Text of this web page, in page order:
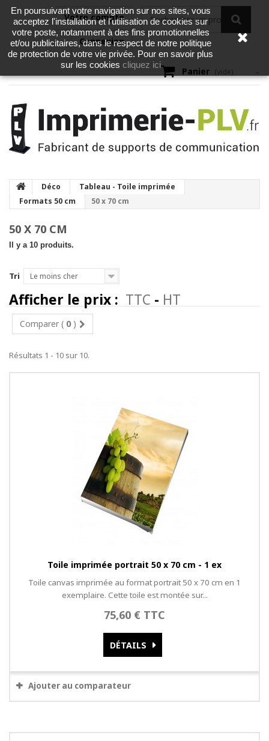
Votre compte
Connexion
Panier (vide)
Déco
Tableau - Toile imprimée
Formats 50 cm
50 x 70 cm
50 X 70 CM
Il y a 10 produits.
Tri Le moins cher
Afficher le prix : TTC - HT
Comparer ( 0 )
Résultats 1 - 10 sur 10.
Toile imprimée portrait 50 x 70 cm - 1 ex
Toile canvas imprimée au format portrait 50 x 70 cm en 1
exemplaire. Cette toile est montée sur...
75,60 € TTC
DÉTAILS
Ajouter au comparateur
En poursuivant votre navigation sur nos sites, vous
acceptez l'installation et l'utilisation de cookies sur
votre poste, notamment à des fins promotionnelles
et/ou publicitaires, dans le respect de notre politique
de protection de votre vie privée. Pour en savoir plus
sur les cookies cliquez ici